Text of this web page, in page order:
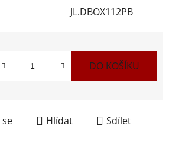
JL.DBOX112PB
DO KOŠÍKU
Hlídat Sdílet